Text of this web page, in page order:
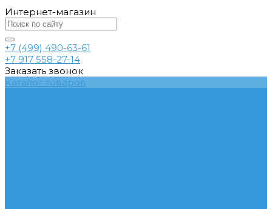
Интернет-магазин
+7 (499) 490-63-61
+7 917 558-27-14
Заказать звонок
Каталог товаров